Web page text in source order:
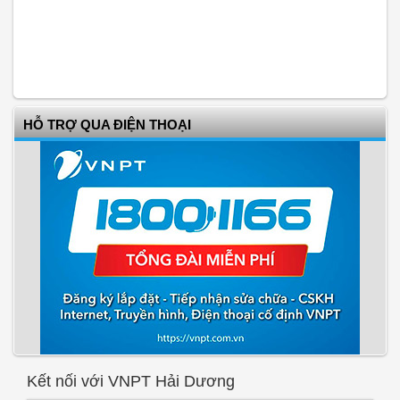
HỖ TRỢ QUA ĐIỆN THOẠI
Kết nối với VNPT Hải Dương